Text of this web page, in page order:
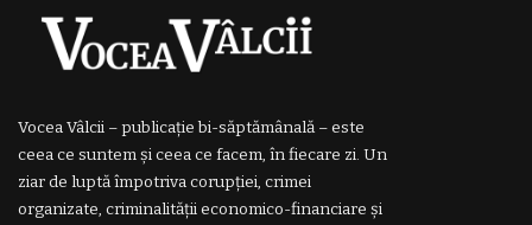
Vocea Vâlcii – publicație bi-săptămânală – este
ceea ce suntem și ceea ce facem, în fiecare zi. Un
ziar de luptă împotriva corupției, crimei
organizate, criminalității economico-financiare și